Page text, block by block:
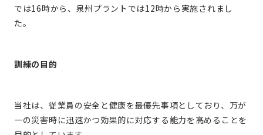
では16時から、泉州プラントでは12時から実施されまし
た。
訓練の目的
当社は、従業員の安全と健康を最優先事項としており、万が
一の災害時に迅速かつ効果的に対応する能力を高めることを